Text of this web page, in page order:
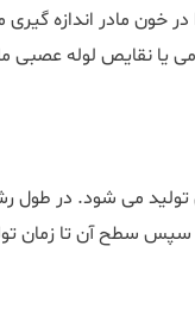
در خون مادر اندازه
یا نقایص لوله عصبی
هفته افزایش می یابد و سپس سطح